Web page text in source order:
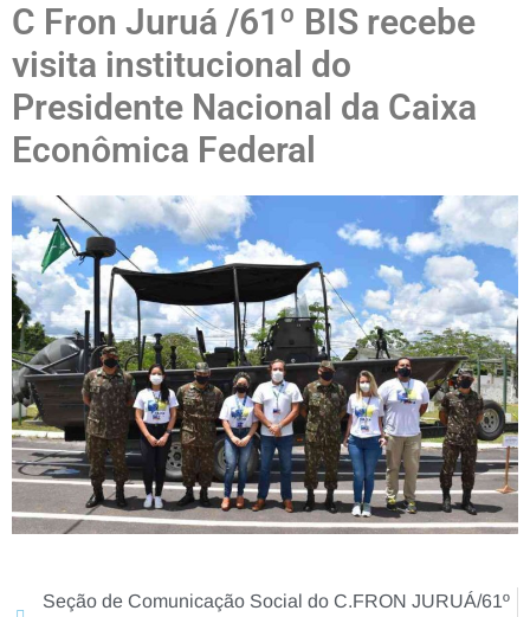
C Fron Juruá /61º BIS recebe
visita institucional do
Presidente Nacional da Caixa
Econômica Federal
Seção de Comunicação Social do C.FRON JURUÁ/61º